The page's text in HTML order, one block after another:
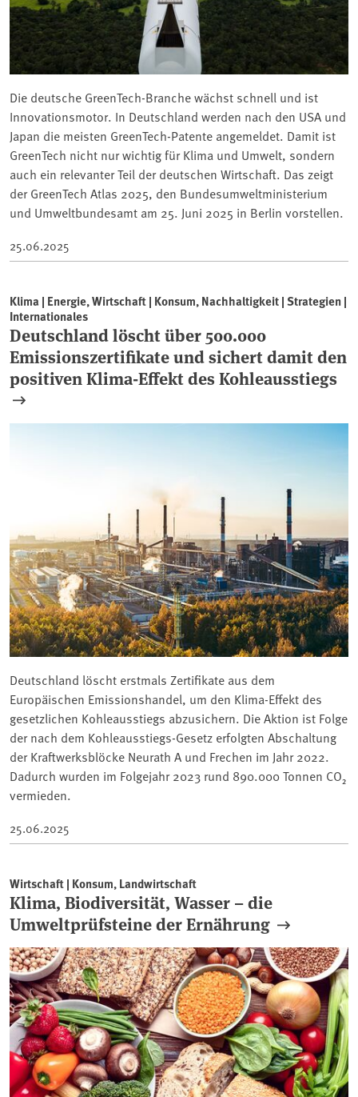
Die deutsche GreenTech-Branche wächst schnell und ist
Innovationsmotor. In Deutschland werden nach den USA und
Japan die meisten GreenTech-Patente angemeldet. Damit ist
GreenTech nicht nur wichtig für Klima und Umwelt, sondern
auch ein relevanter Teil der deutschen Wirtschaft. Das zeigt
der GreenTech Atlas 2025, den Bundesumweltministerium
und Umweltbundesamt am 25. Juni 2025 in Berlin vorstellen.
25.06.2025
Klima | Energie, Wirtschaft | Konsum, Nachhaltigkeit | Strategien |
Internationales
Deutschland löscht über 500.000
Emissionszertifikate und sichert damit den
positiven Klima-Effekt des Kohleausstiegs
Deutschland löscht erstmals Zertifikate aus dem
Europäischen Emissionshandel, um den Klima-Effekt des
gesetzlichen Kohleausstiegs abzusichern. Die Aktion ist Folge
der nach dem Kohleausstiegs-Gesetz erfolgten Abschaltung
der Kraftwerksblöcke Neurath A und Frechen im Jahr 2022.
Dadurch wurden im Folgejahr 2023 rund 890.000 Tonnen CO₂
vermieden.
25.06.2025
Wirtschaft | Konsum, Landwirtschaft
Klima, Biodiversität, Wasser – die
Umweltprüfsteine der Ernährung